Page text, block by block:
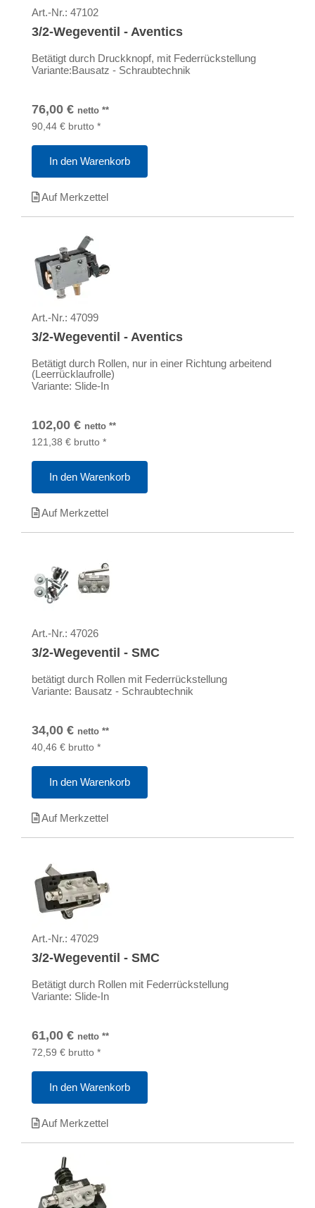
Art.-Nr.: 47102
3/2-Wegeventil - Aventics
Betätigt durch Druckknopf, mit Federrückstellung
Variante:Bausatz - Schraubtechnik
76,00 € netto **
90,44 € brutto *
In den Warenkorb
Auf Merkzettel
Art.-Nr.: 47099
3/2-Wegeventil - Aventics
Betätigt durch Rollen, nur in einer Richtung arbeitend
(Leerrücklaufrolle)
Variante: Slide-In
102,00 € netto **
121,38 € brutto *
In den Warenkorb
Auf Merkzettel
Art.-Nr.: 47026
3/2-Wegeventil - SMC
betätigt durch Rollen mit Federrückstellung
Variante: Bausatz - Schraubtechnik
34,00 € netto **
40,46 € brutto *
In den Warenkorb
Auf Merkzettel
Art.-Nr.: 47029
3/2-Wegeventil - SMC
Betätigt durch Rollen mit Federrückstellung
Variante: Slide-In
61,00 € netto **
72,59 € brutto *
In den Warenkorb
Auf Merkzettel